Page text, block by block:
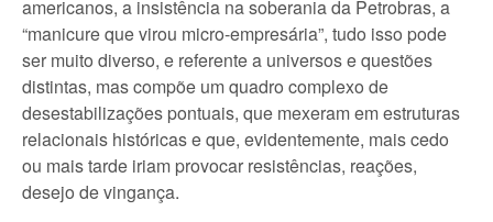
americanos, a insistência na soberania da Petrobras, a
“manicure que virou micro-empresária”, tudo isso pode
ser muito diverso, e referente a universos e questões
distintas, mas compõe um quadro complexo de
desestabilizações pontuais, que mexeram em estruturas
relacionais históricas e que, evidentemente, mais cedo
ou mais tarde iriam provocar resistências, reações,
desejo de vingança.